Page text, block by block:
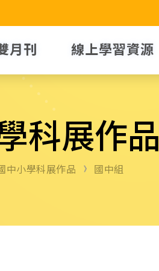
月刊 線上學習資源
科展作
中小學科展作品 國中組